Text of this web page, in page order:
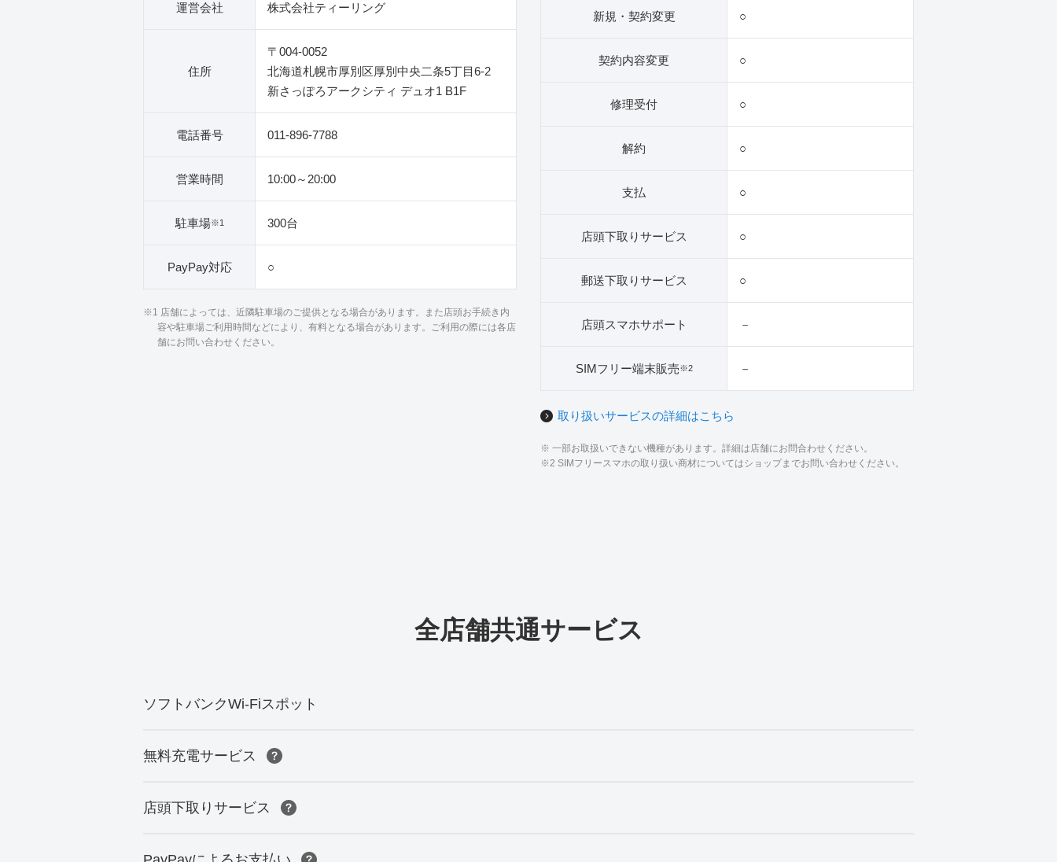
運営会社 株式会社ティーリング
住所
〒004-0052
北海道札幌市厚別区厚別中央二条5丁目6‐2
新さっぽろアークシティ デュオ1 B1F
電話番号 011-896-7788
営業時間 10:00～20:00
駐車場※1 300台
PayPay対応 ○
※1 店舗によっては、近隣駐車場のご提供となる場合があります。また店頭お手続き内
容や駐車場ご利用時間などにより、有料となる場合があります。ご利用の際には各店
舗にお問い合わせください。
新規・契約変更 ○
契約内容変更 ○
修理受付 ○
解約 ○
支払 ○
店頭下取りサービス ○
郵送下取りサービス ○
店頭スマホサポート －
SIMフリー端末販売※2 －
取り扱いサービスの詳細はこちら
※ 一部お取扱いできない機種があります。詳細は店舗にお問合わせください。
※2 SIMフリースマホの取り扱い商材についてはショップまでお問い合わせください。
全店舗共通サービス
ソフトバンクWi-Fiスポット
無料充電サービス
店頭下取りサービス